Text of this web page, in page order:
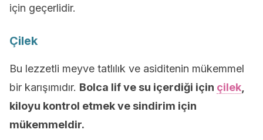
için geçerlidir.
Çilek
Bu lezzetli meyve tatlılık ve asiditenin mükemmel
bir karışımıdır. Bolca lif ve su içerdiği için çilek
kiloyu kontrol etmek ve sindirim için
mükemmeldir.